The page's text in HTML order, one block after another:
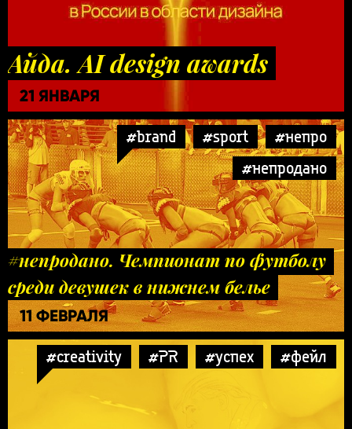
Айда. AI design awards
21 ЯНВАРЯ
#brand #sport
#непро
#непродано
#непродано. Чемпионат по футболу
среди девушек в нижнем белье
11 ФЕВРАЛЯ
#creativity #PR #успех #фейл